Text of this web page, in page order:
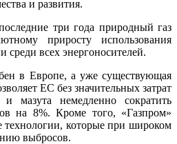
и развития.
три года природный газ
приросту использования
среди всех энергоносителей.
в Европе, а уже существующая
ЕС без значительных затрат
мазута немедленно сократить
на 8%. Кроме того, «Газпром»
технологии, которые при широком
выбросов.